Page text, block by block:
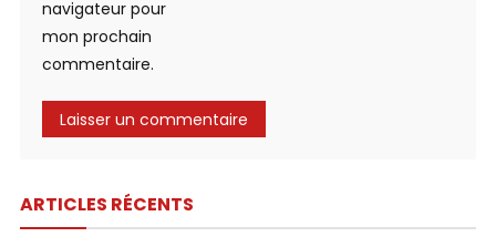
navigateur pour
mon prochain
commentaire.
ARTICLES RÉCENTS